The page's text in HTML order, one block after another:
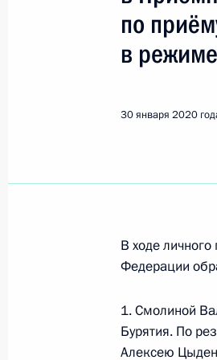
О ходе
О ходе
Президента
Федерации –
по
в
30 января 2020
В ходе
Федерации
1. Смолиной
Бурятия. По
Алексею